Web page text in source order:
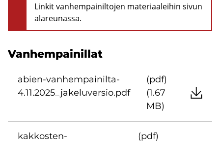
Linkit vanhempainiltojen materiaaleihin sivun
alareunassa.
Van­hem­pai­nil­lat
abien-​vanhempainilta-
4.11.2025_ja­ke­lu­ver­sio.pdf
(pdf)
(1.67
MB)
kakkosten-​
(pdf)